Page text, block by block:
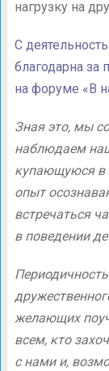
нагрузку на
С
благодарна за
на форуме «В
Зная это, мы
наблюдаем
купающуюся в
опыт
встречаться
в поведении
желающих
всем, кто
с нами и,